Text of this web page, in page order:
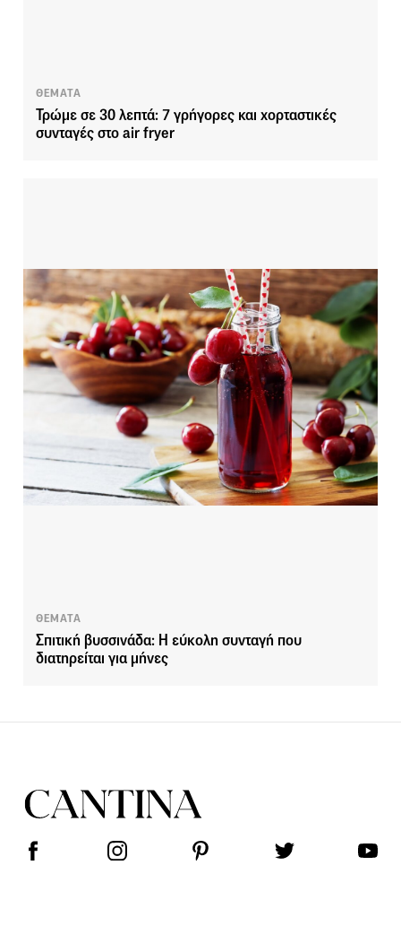
ΘΕΜΑΤΑ
Τρώμε σε 30 λεπτά: 7 γρήγορες και χορταστικές
συνταγές στο air fryer
ΘΕΜΑΤΑ
Σπιτική βυσσινάδα: Η εύκολη συνταγή που
διατηρείται για μήνες